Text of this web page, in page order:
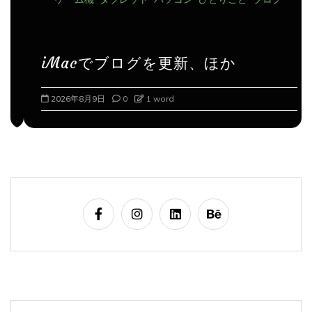
iMacでブログを更新、ほか
2026年8月9日 0 1 word